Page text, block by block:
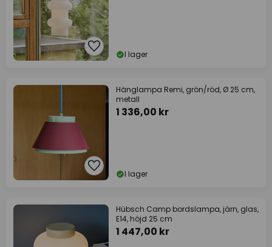
I lager
Hänglampa Remi, grön/röd, Ø 25 cm,
metall
1 336,00 kr
I lager
Hübsch Camp bordslampa, järn, glas,
E14, höjd 25 cm
1 447,00 kr